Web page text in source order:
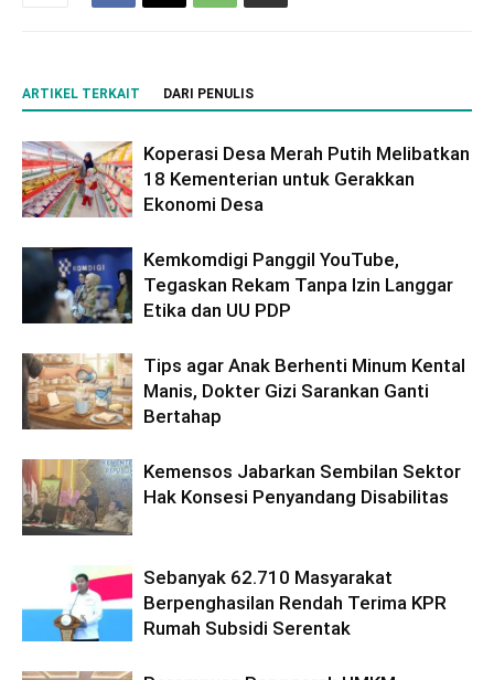
ARTIKEL TERKAIT DARI PENULIS
Koperasi Desa Merah Putih Melibatkan
18 Kementerian untuk Gerakkan
Ekonomi Desa
Kemkomdigi Panggil YouTube,
Tegaskan Rekam Tanpa Izin Langgar
Etika dan UU PDP
Tips agar Anak Berhenti Minum Kental
Manis, Dokter Gizi Sarankan Ganti
Bertahap
Kemensos Jabarkan Sembilan Sektor
Hak Konsesi Penyandang Disabilitas
Sebanyak 62.710 Masyarakat
Berpenghasilan Rendah Terima KPR
Rumah Subsidi Serentak